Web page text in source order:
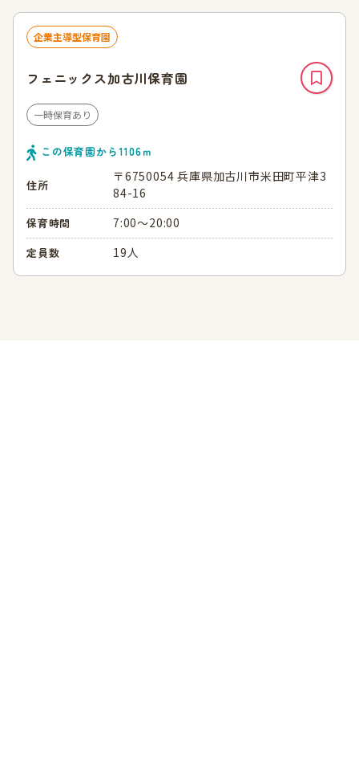
企業主導型保育園
フェニックス加古川保育園
一時保育あり
この保育園から1106ｍ
住所
〒6750054 兵庫県加古川市米田町平津3
84-16
保育時間 7:00～20:00
定員数 19人